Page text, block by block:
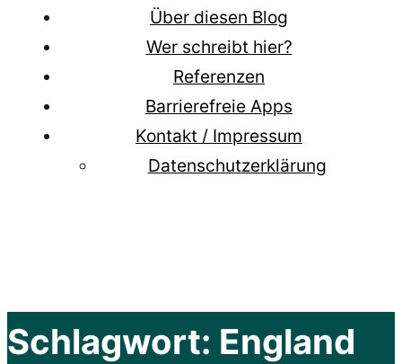
Über diesen Blog
Wer schreibt hier?
Referenzen
Barrierefreie Apps
Kontakt / Impressum
Datenschutzerklärung
Schlagwort: England